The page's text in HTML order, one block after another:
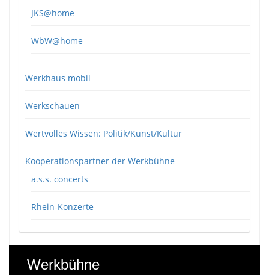
JKS@home
WbW@home
Werkhaus mobil
Werkschauen
Wertvolles Wissen: Politik/Kunst/Kultur
Kooperationspartner der Werkbühne
a.s.s. concerts
Rhein-Konzerte
Werkbühne